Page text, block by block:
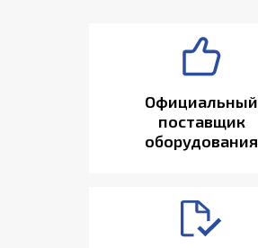
Официальный
поставщик
оборудования